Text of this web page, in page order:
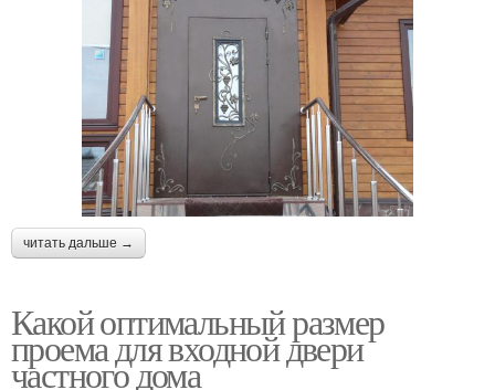
читать дальше →
Какой оптимальный размер
проема для входной двери
частного дома